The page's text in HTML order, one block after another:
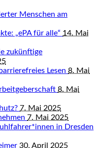
Menschen am
„ePA für alle“ 14. Mai
zukünftige
Lesen 8. Mai
8. Mai
7. Mai 2025
7. Mai 2025
in Dresden
30. April 2025